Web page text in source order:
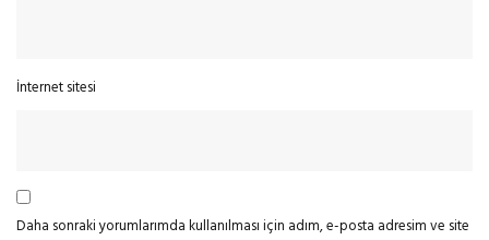
İnternet sitesi
Daha sonraki yorumlarımda kullanılması için adım, e-posta adresim ve site